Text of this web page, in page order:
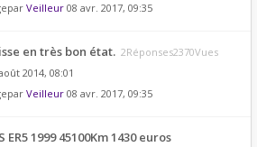
Veilleur 08 avr. 2017, 09:35
en très bon état. 2Réponses2370Vues
2014, 08:01
Veilleur 08 avr. 2017, 09:35
ER5 1999 45100Km 1430 euros